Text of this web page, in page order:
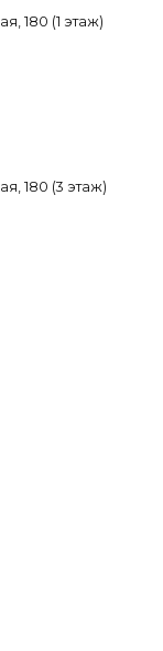
180 (1 этаж)
180 (3 этаж)